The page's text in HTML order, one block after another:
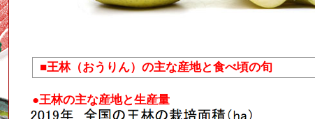
■王林（おうりん）の主な産地と食べ頃の旬
●王林の主な産地と生産量